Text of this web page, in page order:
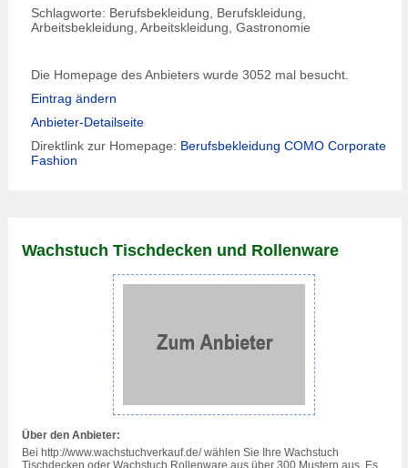
Schlagworte: Berufsbekleidung, Berufskleidung,
Arbeitsbekleidung, Arbeitskleidung, Gastronomie
Die Homepage des Anbieters wurde 3052 mal besucht.
Eintrag ändern
Anbieter-Detailseite
Direktlink zur Homepage: Berufsbekleidung COMO Corporate
Fashion
Wachstuch Tischdecken und Rollenware
Über den Anbieter:
Bei http://www.wachstuchverkauf.de/ wählen Sie Ihre Wachstuch
Tischdecken oder Wachstuch Rollenware aus über 300 Mustern aus. Es